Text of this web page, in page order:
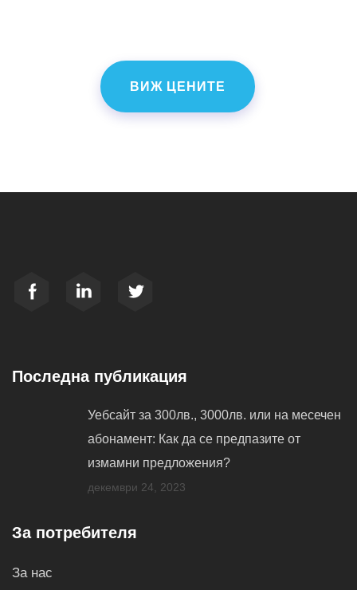
ВИЖ ЦЕНИТЕ
Последна публикация
Уебсайт за 300лв., 3000лв. или на месечен
абонамент: Как да се предпазите от
измамни предложения?
декември 24, 2023
За потребителя
За нас